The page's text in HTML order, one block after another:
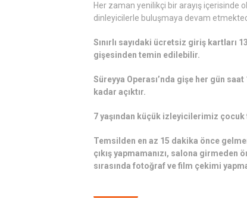
Her zaman yenilikçi bir arayış içerisinde
dinleyicilerle buluşmaya devam
Sınırlı sayıdaki ücretsiz giriş kartları
gişesinden temin edilebilir.
Süreyya Operası’nda gişe her gün
kadar açıktır.
7 yaşından küçük izleyicilerimiz
Temsilden en az 15 dakika önce
çıkış yapmamanızı, salona girmeden
sırasında fotoğraf ve film çekimi